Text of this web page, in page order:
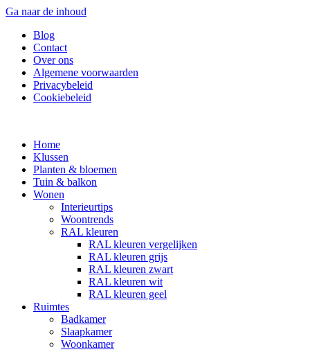
Ga naar de inhoud
Blog
Contact
Over ons
Algemene voorwaarden
Privacybeleid
Cookiebeleid
Home
Klussen
Planten & bloemen
Tuin & balkon
Wonen
Interieurtips
Woontrends
RAL kleuren
RAL kleuren vergelijken
RAL kleuren grijs
RAL kleuren zwart
RAL kleuren wit
RAL kleuren geel
Ruimtes
Badkamer
Slaapkamer
Woonkamer